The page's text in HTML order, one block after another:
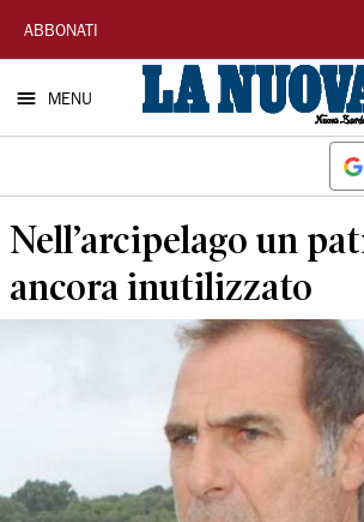
La
Nuova
Sardegna
ABBONATI
MENU
Nell’arcipelago un
ancora inutilizzato